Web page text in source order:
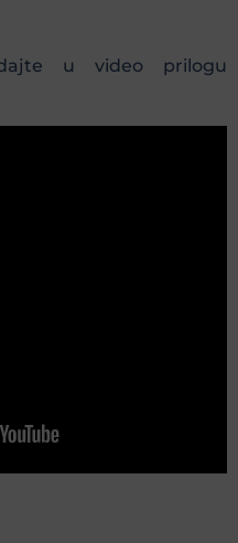
u video prilogu